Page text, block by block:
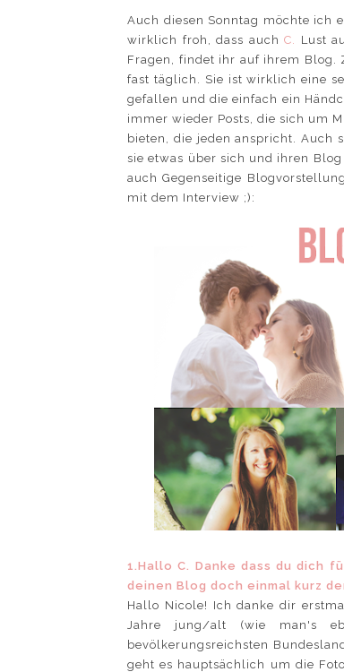
Auch diesen Sonntag möchte ich
wirklich froh, dass auchC.
Lust
Fragen, findet ihr auf ihrem Blog.
fast täglich. Sie ist wirklich eine
gefallen und die einfach ein
immer wieder Posts, die sich um
bieten, die jeden anspricht. Auch
sie etwas über sich und ihren
auch Gegenseitige
mit dem Interview ;):
1.Hallo C. Danke dass du dich
deinen Blog doch einmal kurz
Hallo Nicole! Ich danke dir
Jahre jung/alt (wie man's
bevölkerungsreichsten
geht es hauptsächlich um die